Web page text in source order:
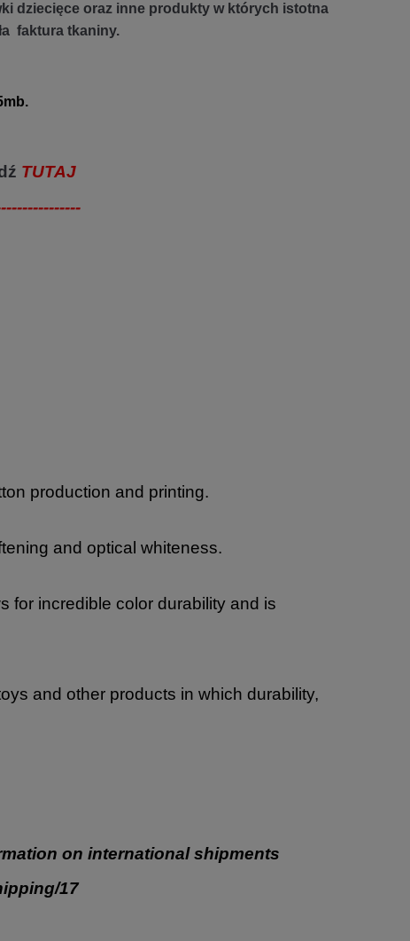
dziecięce oraz inne produkty w których istotna
faktura tkaniny.
TUTAJ
production and printing.
and optical whiteness.
for incredible color durability and is
and other products in which durability,
on international shipments
17